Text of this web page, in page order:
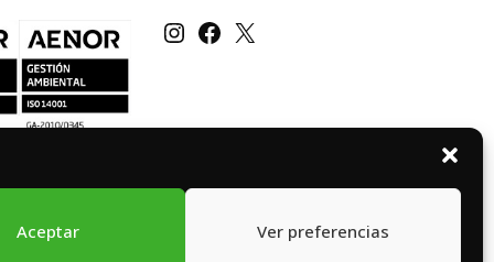
Aceptar Ver preferencias
Instagram
Facebook
X